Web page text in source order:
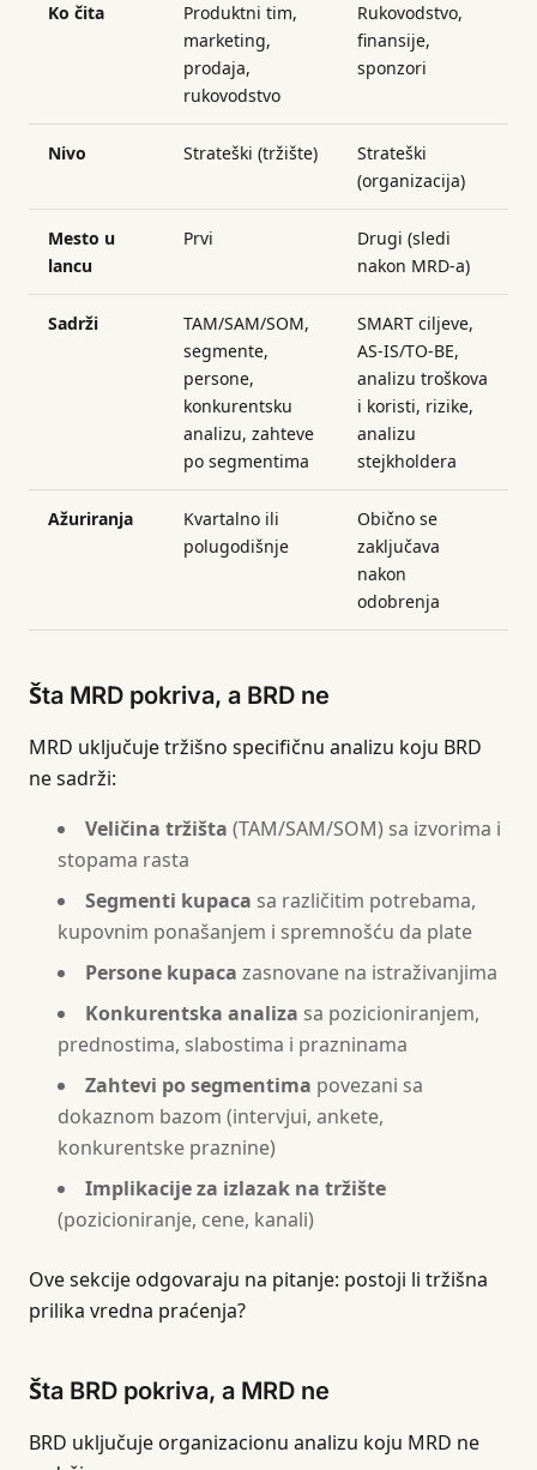
Ko čita
Produktni tim,
marketing,
prodaja,
rukovodstvo
Rukovodstvo,
finansije,
sponzori
Nivo Strateški (tržište)
Strateški
(organizacija)
Mesto u
lancu
Prvi
Drugi (sledi
nakon MRD-a)
Sadrži
TAM/SAM/SOM,
segmente,
persone,
konkurentsku
analizu, zahteve
po segmentima
SMART ciljeve,
AS-IS/TO-BE,
analizu troškova
i koristi, rizike,
analizu
stejkholdera
Ažuriranja
Kvartalno ili
polugodišnje
Obično se
zaključava
nakon
odobrenja
Šta MRD pokriva, a BRD ne
MRD uključuje tržišno specifičnu analizu koju BRD
ne sadrži:
Veličina tržišta (TAM/SAM/SOM) sa izvorima i
stopama rasta
Segmenti kupaca sa različitim potrebama,
kupovnim ponašanjem i spremnošću da plate
Persone kupaca zasnovane na istraživanjima
Konkurentska analiza sa pozicioniranjem,
prednostima, slabostima i prazninama
Zahtevi po segmentima povezani sa
dokaznom bazom (intervjui, ankete,
konkurentske praznine)
Implikacije za izlazak na tržište
(pozicioniranje, cene, kanali)
Ove sekcije odgovaraju na pitanje: postoji li tržišna
prilika vredna praćenja?
Šta BRD pokriva, a MRD ne
BRD uključuje organizacionu analizu koju MRD ne